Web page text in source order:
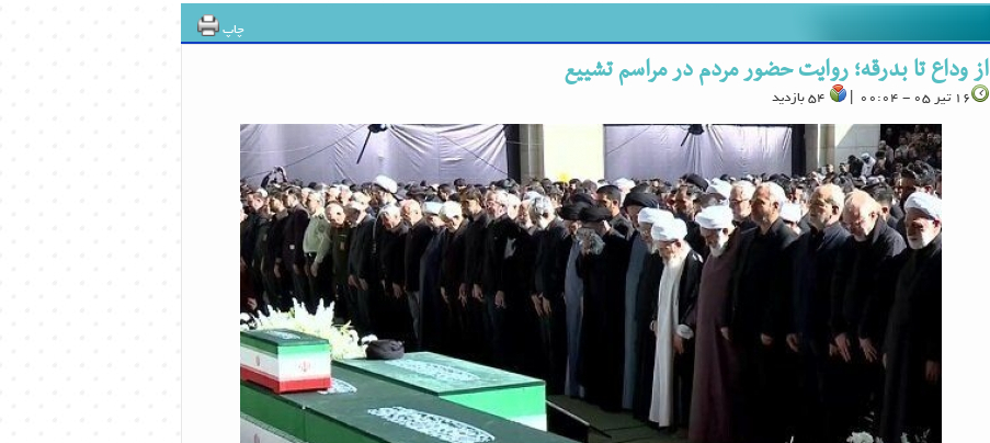
چاپ
از وداع تا بدرقه؛ روایت حضور مردم در مراسم تشییع
16 تیر 05 - 00:04 |